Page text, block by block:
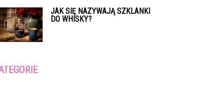
JAK SIĘ NAZYWAJĄ SZKLANKI
DO WHISKY?